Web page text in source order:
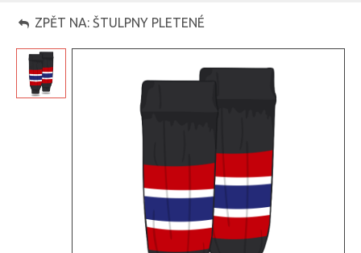
ZPĚT NA: ŠTULPNY PLETENÉ